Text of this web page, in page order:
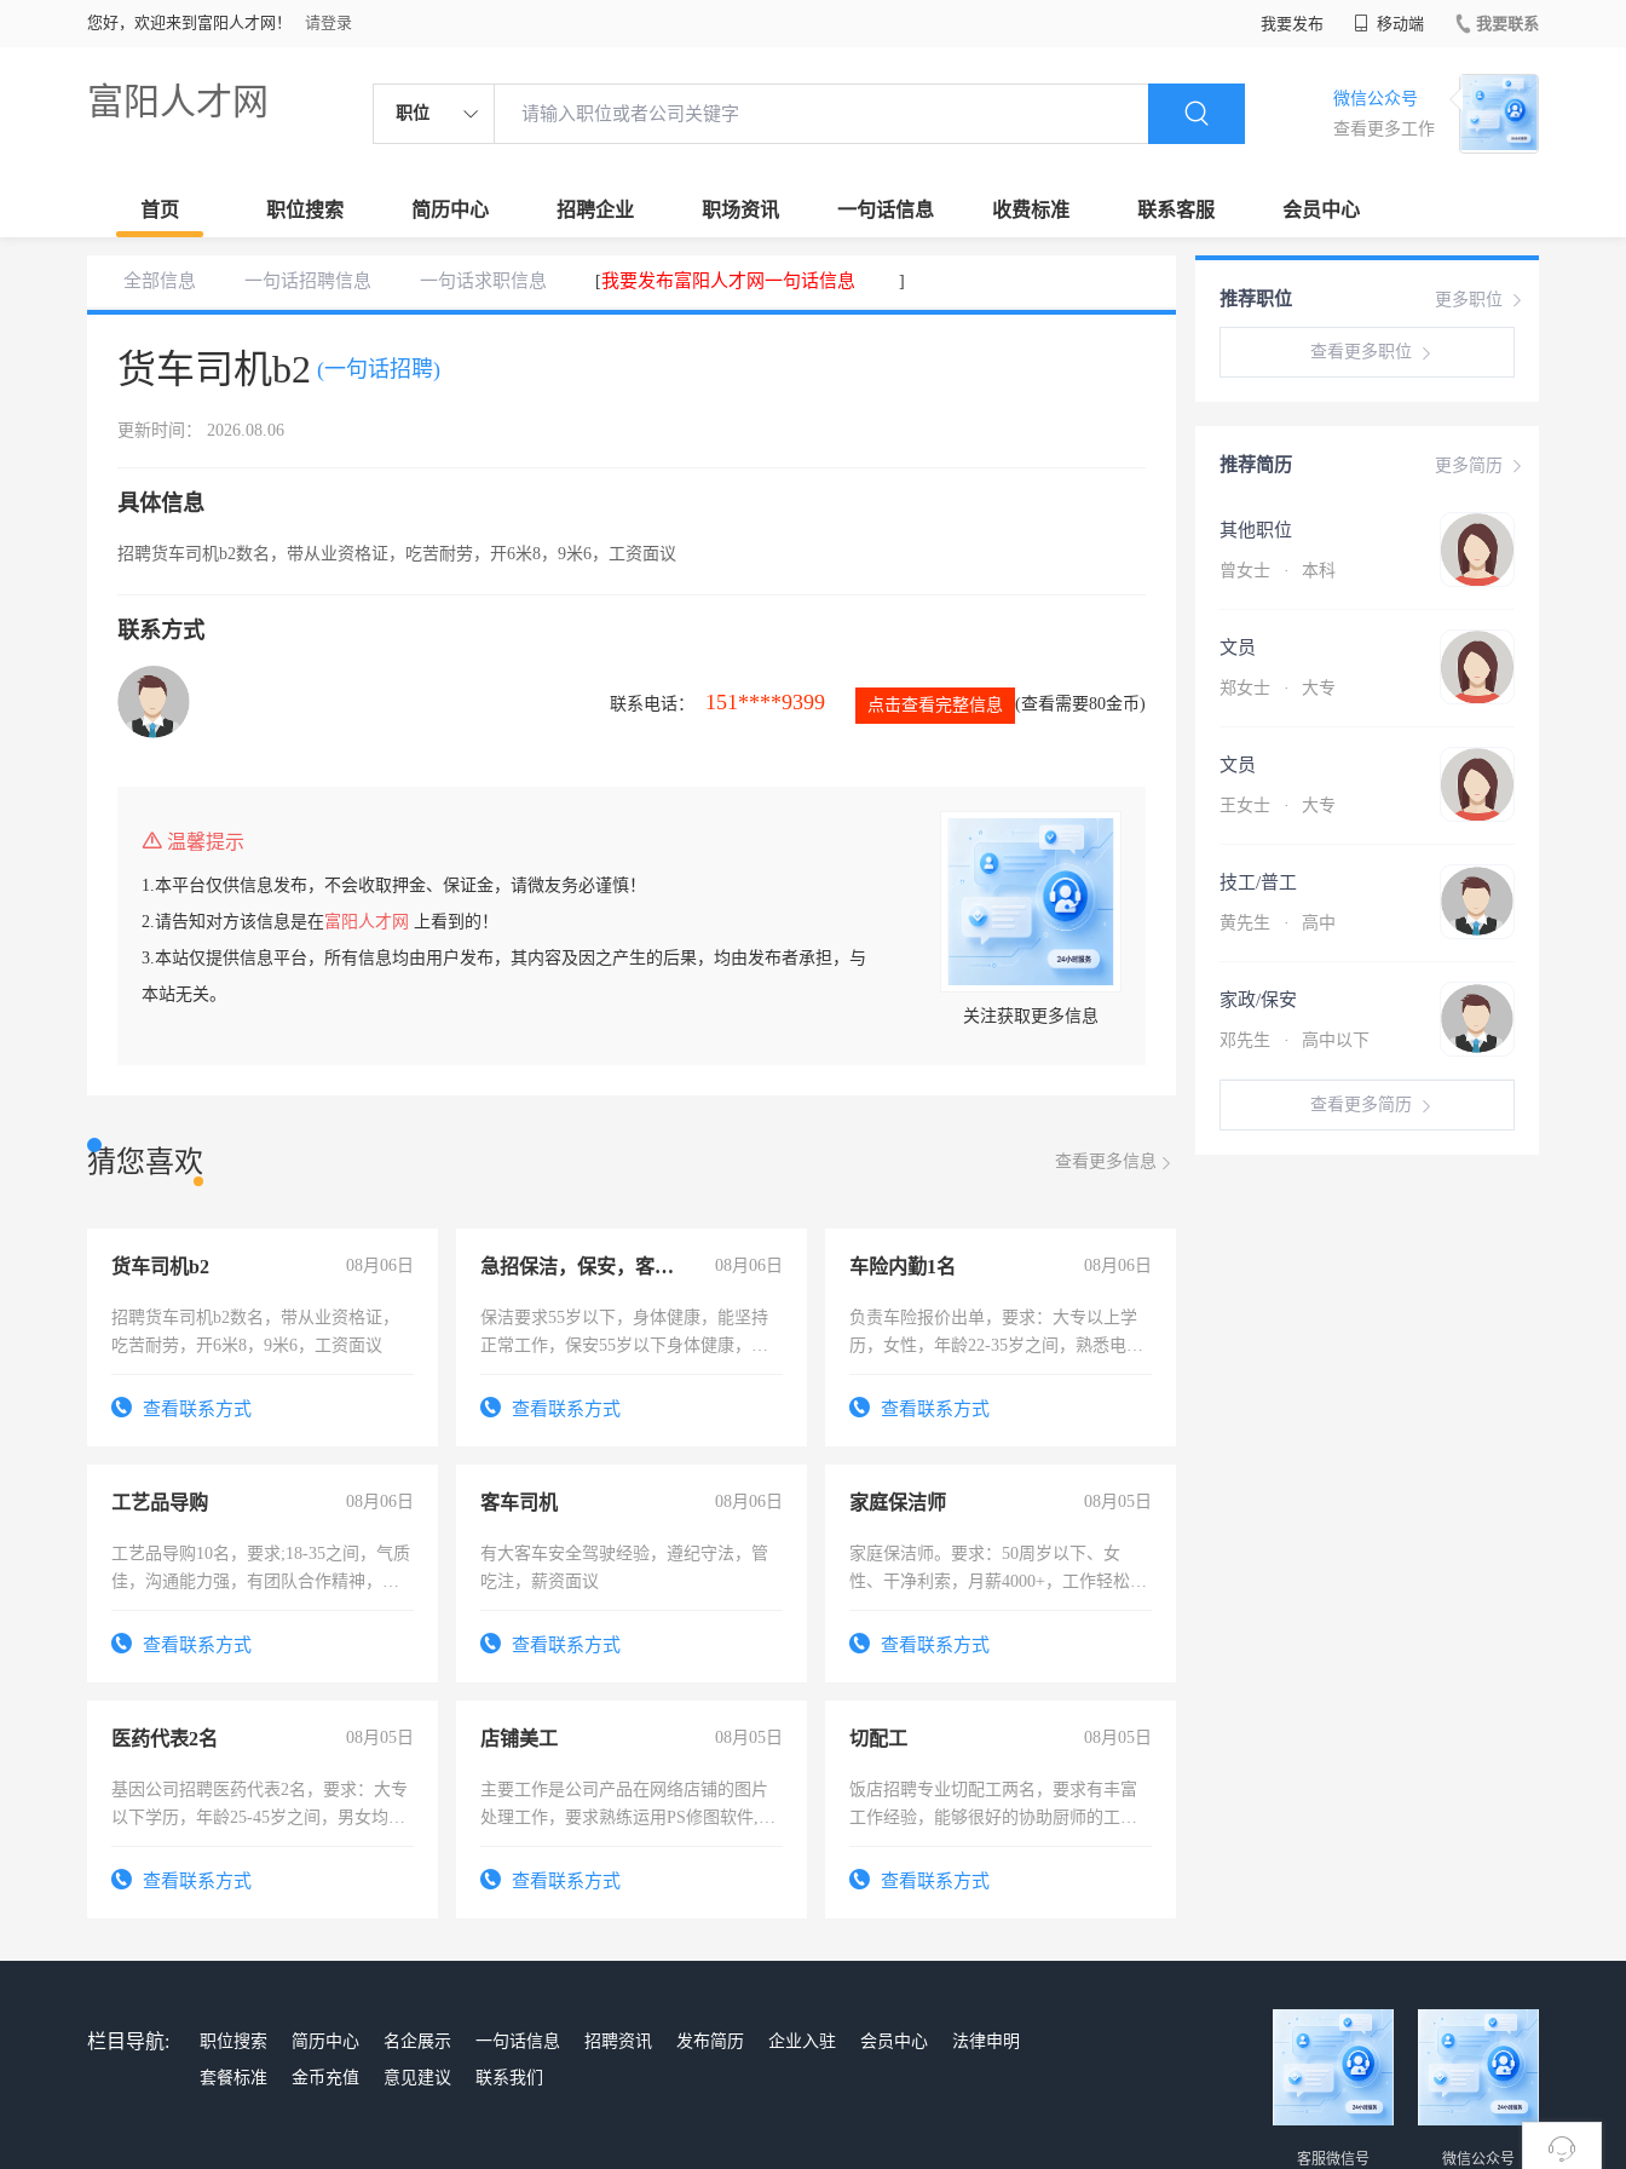
您好，欢迎来到富阳人才网！ 请登录 我要发布 移动端 我要联系
富阳人才网 职位
微信公众号
查看更多工作
首页 职位搜索 简历中心 招聘企业 职场资讯 一句话信息 收费标准 联系客服 会员中心
全部信息 一句话招聘信息 一句话求职信息 [我要发布富阳人才网一句话信息 ]
货车司机b2 (一句话招聘)
更新时间： 2026.08.06
具体信息
招聘货车司机b2数名，带从业资格证，吃苦耐劳，开6米8，9米6，工资面议
联系方式
联系电话： 151****9399 点击查看完整信息 (查看需要80金币)
温馨提示
1.本平台仅供信息发布，不会收取押金、保证金，请微友务必谨慎！
2.请告知对方该信息是在富阳人才网
上看到的！
3.本站仅提供信息平台，所有信息均由用户发布，其内容及因之产生的后果，均由发布者承担，与
本站无关。
关注获取更多信息
猜您喜欢 查看更多信息
货车司机b2 08月06日
招聘货车司机b2数名，带从业资格证，
吃苦耐劳，开6米8，9米6，工资面议
查看联系方式
急招保洁，保安，客服，工程 08月06日
保洁要求55岁以下，身体健康，能坚持
正常工作，保安55岁以下身体健康，有
录，客服要求45岁以下高中以上文化，
查看联系方式
车险内勤1名 08月06日
负责车险报价出单，要求：大专以上学
历，女性，年龄22-35岁之间，熟悉电脑
试用期1-3个月，转正后交纳五险，
查看联系方式
工艺品导购 08月06日
工艺品导购10名，要求;18-35之间，气质
佳，沟通能力强，有团队合作精神，有
查看联系方式
客车司机 08月06日
有大客车安全驾驶经验，遵纪守法，管
吃注，薪资面议
查看联系方式
家庭保洁师 08月05日
家庭保洁师。要求：50周岁以下、女
性、干净利索，月薪4000+，工作轻松，
太太等。查看联系方式
医药代表2名 08月05日
基因公司招聘医药代表2名，要求：大专
以下学历，年龄25-45岁之间，男女均
表或者有医学资质的优先，底薪+绩效，
查看联系方式
店铺美工 08月05日
主要工作是公司产品在网络店铺的图片
处理工作，要求熟练运用PS修图软件,工
查看联系方式
切配工 08月05日
饭店招聘专业切配工两名，要求有丰富
工作经验，能够很好的协助厨师的工
4500。查看联系方式
更多职位
推荐职位
查看更多职位
更多简历
推荐简历
其他职位
曾女士 · 本科
文员
郑女士 · 大专
文员
王女士 · 大专
技工/普工
黄先生 · 高中
家政/保安
邓先生 · 高中以下
查看更多简历
栏目导航: 职位搜索 简历中心 名企展示 一句话信息 招聘资讯 发布简历 企业入驻 会员中心
法律申明
套餐标准
金币充值 意见建议 联系我们
微信公众号
客服微信号